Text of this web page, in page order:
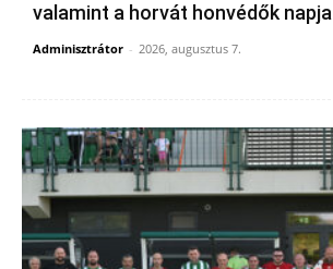
valamint a horvát honvédők napja
Adminisztrátor - 2026, augusztus 7.